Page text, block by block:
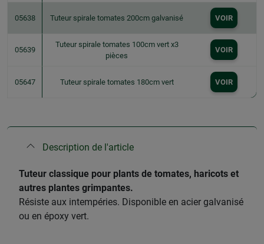
05638 Tuteur spirale tomates 200cm galvanisé VOIR
05639
Tuteur spirale tomates 100cm vert x3
pièces
VOIR
05647 Tuteur spirale tomates 180cm vert VOIR
Description de l'article
​Tuteur classique pour plants de tomates, haricots et
autres plantes grimpantes.
Résiste aux intempéries. Disponible en acier galvanisé
ou en époxy vert.